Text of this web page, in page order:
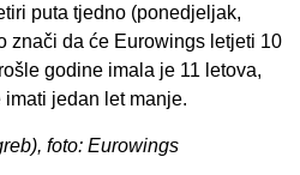
puta tjedno (ponedjeljak,
znači da će Eurowings letjeti 10
godine imala je 11 letova,
jedan let manje.
foto: Eurowings